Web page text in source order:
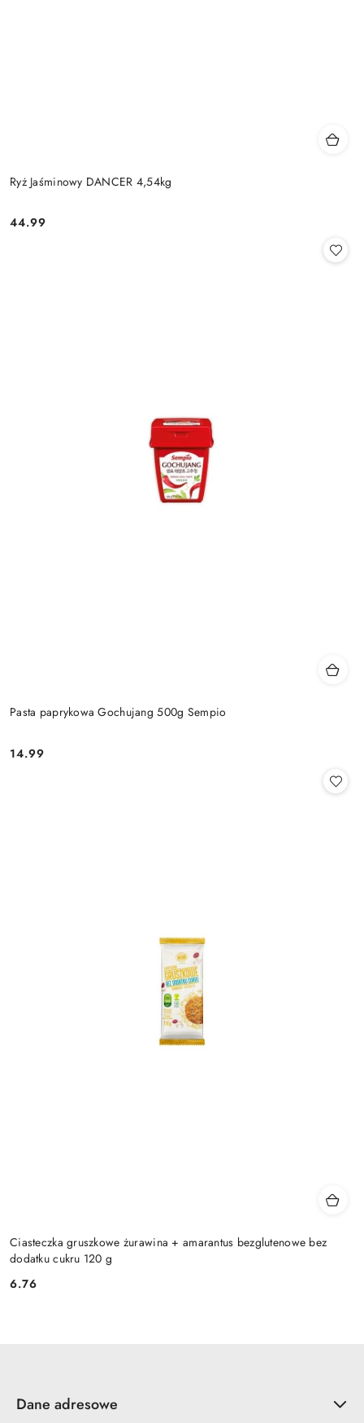
Ryż Jaśminowy DANCER 4,54kg
Cena:
44.99
Pasta paprykowa Gochujang 500g Sempio
Cena:
14.99
Ciasteczka gruszkowe żurawina + amarantus bezglutenowe bez
dodatku cukru 120 g
Cena:
6.76
Dane adresowe